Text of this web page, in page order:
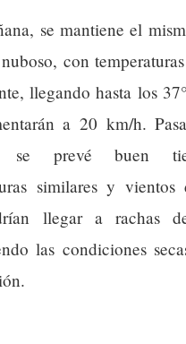
se mantiene el
con
llegando hasta los
a 20 km/h.
se prevé buen
similares y
llegar a rachas
las condiciones